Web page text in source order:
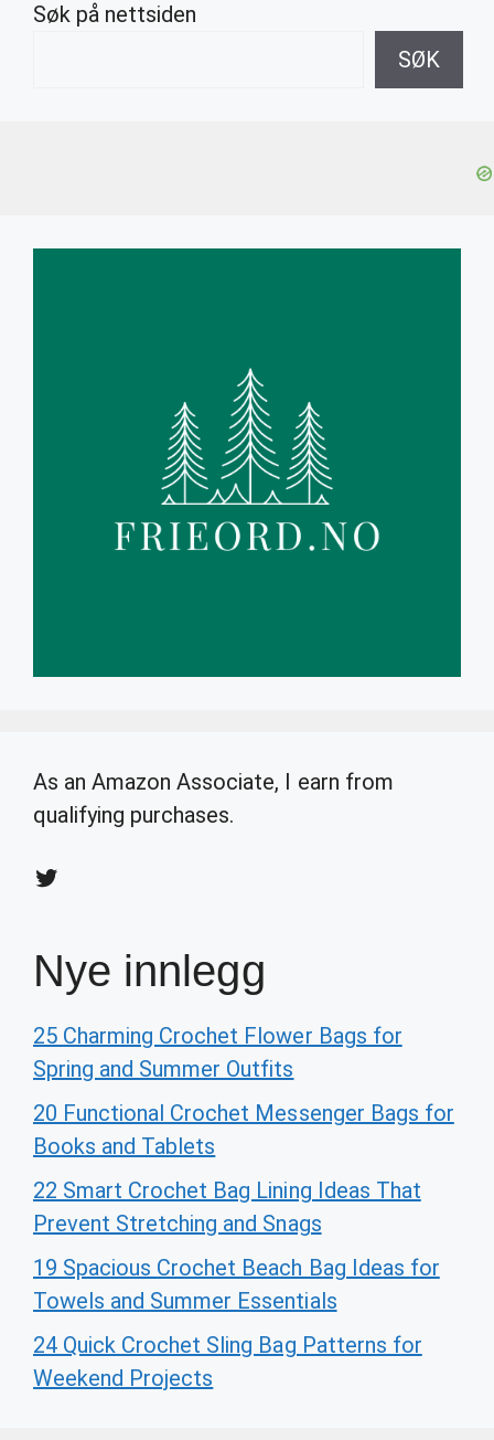
Søk på nettsiden
SØK
As an Amazon Associate, I earn from
qualifying purchases.
Twitter
Nye innlegg
25 Charming Crochet Flower Bags for
Spring and Summer Outfits
20 Functional Crochet Messenger Bags for
Books and Tablets
22 Smart Crochet Bag Lining Ideas That
Prevent Stretching and Snags
19 Spacious Crochet Beach Bag Ideas for
Towels and Summer Essentials
24 Quick Crochet Sling Bag Patterns for
Weekend Projects